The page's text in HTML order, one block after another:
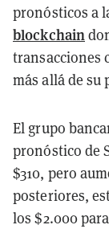
pronósticos a
blockchain
transacciones
más allá de su
El grupo
pronóstico de
$310, pero
posteriores,
los $2.000